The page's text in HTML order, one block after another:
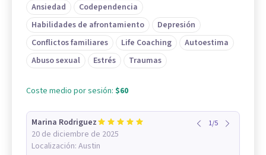
Ansiedad
Codependencia
Habilidades de afrontamiento
Depresión
Conflictos familiares
Life Coaching
Autoestima
Abuso sexual
Estrés Traumas
Coste medio por sesión: $60
Marina Rodriguez
20 de diciembre de 2025
Localización: Austin
1/5